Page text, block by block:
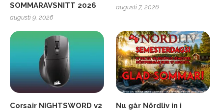
SOMMARAVSNITT 2026
augusti 9, 2026
augusti 7, 2026
Corsair NIGHTSWORD v2
Nu går Nördliv in i